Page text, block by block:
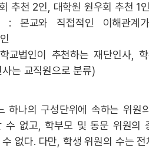
추천 2인, 대학원 원우회 추천 1
: 본교와 직접적인 이해관계
교법인이 추천하는 재단인사,
는 교직원으로 분류)
하나의 구성단위에 속하는 위원
수 없고, 학부모 및 동문 위원의
없다. 다만, 학생 위원의 수는